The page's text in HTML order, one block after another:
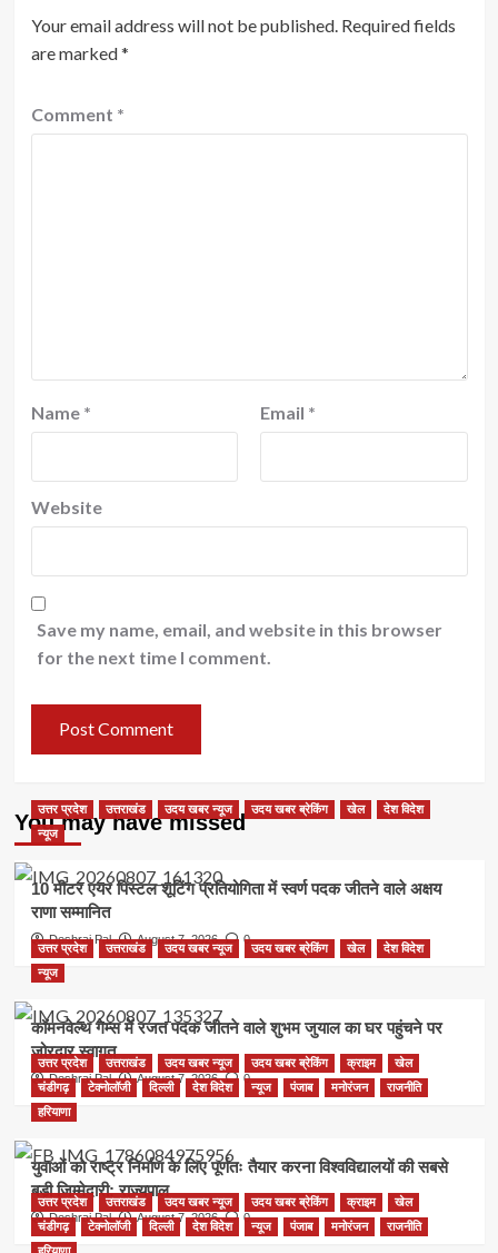
Your email address will not be published. Required fields
are marked*
Comment *
Name * Email *
Website
Save my name, email, and website in this browser
for the next time I comment.
You may have missed
उत्तर प्रदेश उत्तराखंड उदय खबर न्यूज उदय खबर ब्रेकिंग खेल
देश विदेश
न्यूज
10 मीटर एयर पिस्टल शूटिंग प्रतियोगिता में स्वर्ण पदक जीतने वाले अक्षय
राणा सम्मानित
Deshraj Pal August 7, 2026 0
उत्तर प्रदेश उत्तराखंड उदय खबर न्यूज उदय खबर ब्रेकिंग खेल
देश विदेश
न्यूज
कॉमनवेल्थ गेम्स में रजत पदक जीतने वाले शुभम जुयाल का घर पहुंचने पर
जोरदार स्वागत
Deshraj Pal August 7, 2026 0
उत्तर प्रदेश उत्तराखंड उदय खबर न्यूज उदय खबर ब्रेकिंग क्राइम
खेल
चंडीगढ़
टेक्नोलॉजी दिल्ली देश विदेश न्यूज पंजाब मनोरंजन
राजनीति
हरियाणा
युवाओं को राष्ट्र निर्माण के लिए पूर्णतः तैयार करना विश्वविद्यालयों की सबसे
बड़ी जिम्मेदारी: राज्यपाल
Deshraj Pal August 7, 2026 0
उत्तर प्रदेश उत्तराखंड उदय खबर न्यूज उदय खबर ब्रेकिंग क्राइम
खेल
चंडीगढ़
टेक्नोलॉजी दिल्ली देश विदेश न्यूज पंजाब मनोरंजन
राजनीति